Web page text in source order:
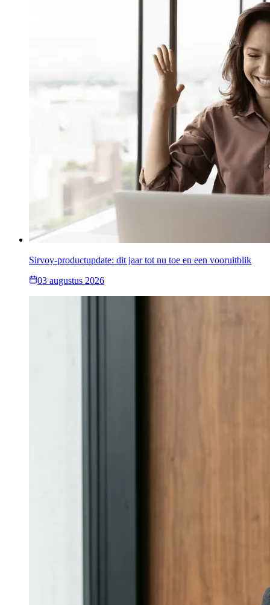
Sirvoy-productupdate: dit jaar tot nu toe en een vooruitblik
03 augustus 2026